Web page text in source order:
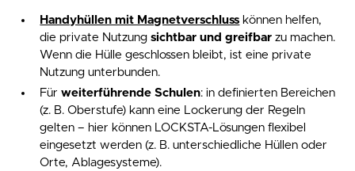
Handyhüllen mit Magnetverschluss können helfen,
die private Nutzungsichtbar und greifbar zu machen.
Wenn die Hülle geschlossen bleibt, ist eine private
Nutzung unterbunden.
Fürweiterführende Schulen: in definierten Bereichen
(z. B. Oberstufe) kann eine Lockerung der Regeln
gelten – hier können LOCKSTA-Lösungen flexibel
eingesetzt werden (z. B. unterschiedliche Hüllen oder
Orte, Ablagesysteme).